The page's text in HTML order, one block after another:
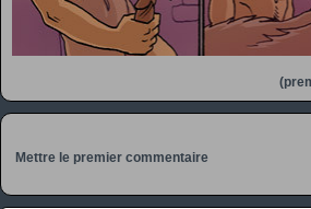
Mettre le premier commentaire